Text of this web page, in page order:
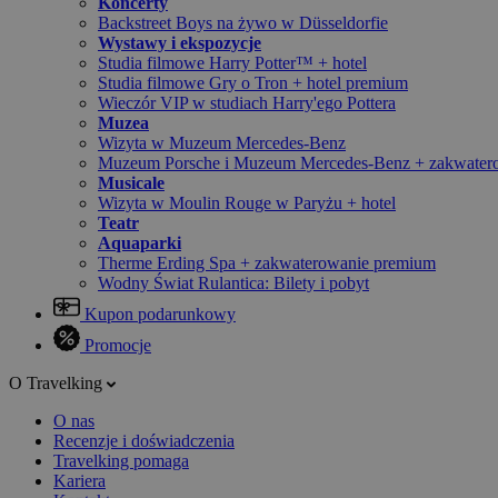
Backstreet Boys na żywo w Düsseldorfie
Wystawy i ekspozycje
Studia filmowe Harry Potter™ + hotel
Studia filmowe Gry o Tron + hotel premium
Wieczór VIP w studiach Harry'ego Pottera
Muzea
Wizyta w Muzeum Mercedes-Benz
Muzeum Porsche i Muzeum Mercedes-Benz +
Musicale
Wizyta w Moulin Rouge w Paryżu + hotel
Teatr
Aquaparki
Therme Erding Spa + zakwaterowanie premium
Wodny Świat Rulantica: Bilety i pobyt
Kupon podarunkowy
Promocje
O Travelking
O nas
Recenzje i doświadczenia
Travelking pomaga
Kariera